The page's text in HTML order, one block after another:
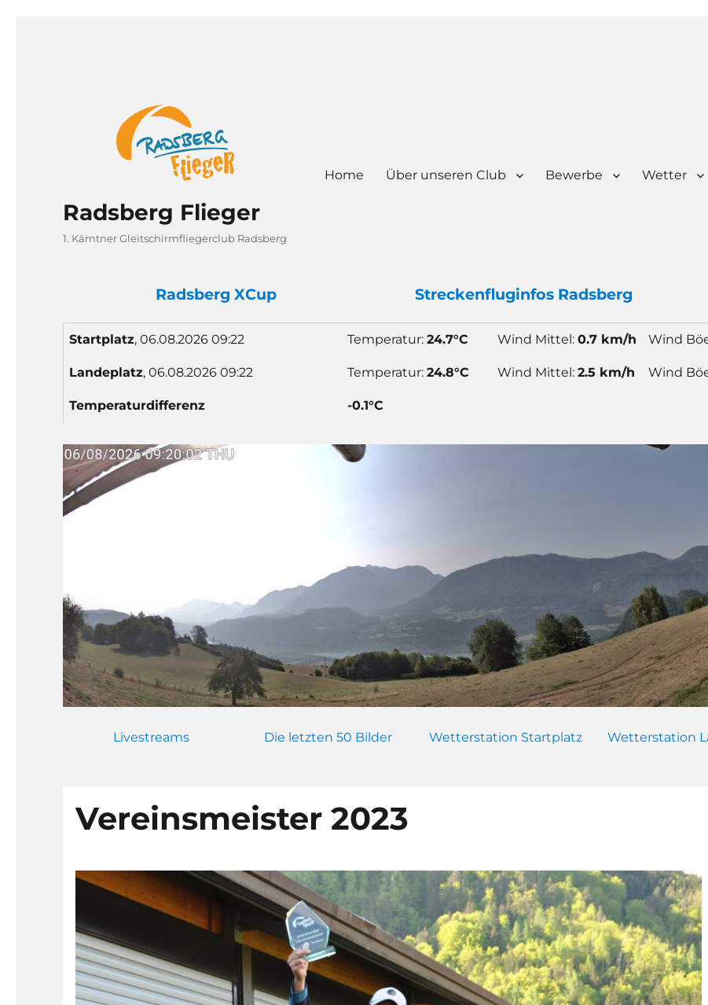
Radsberg Flieger
1. Kärntner Gleitschirmfliegerclub Radsberg
Home Über unseren Club Bewerbe Wetter
Radsberg XCup Streckenfluginfos Radsberg
Startplatz, 06.08.2026 09:22 Temperatur:24.7°C Wind Mittel:0.7 km/h Wind
Landeplatz, 06.08.2026 09:22 Temperatur:24.8°C Wind Mittel:2.5 km/h Wind
Temperaturdifferenz -0.1°C
Livestreams Die letzten 50 Bilder Wetterstation Startplatz Wetterstation
Vereinsmeister 2023